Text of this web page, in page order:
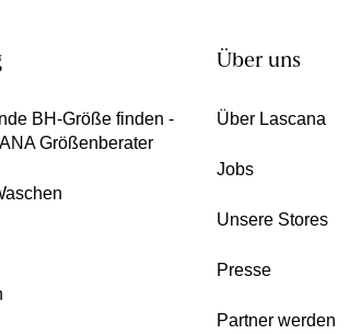
BH-Größe finden -
Größenberater
Über uns
Über Lascana
Jobs
Unsere Stores
Presse
Partner werden